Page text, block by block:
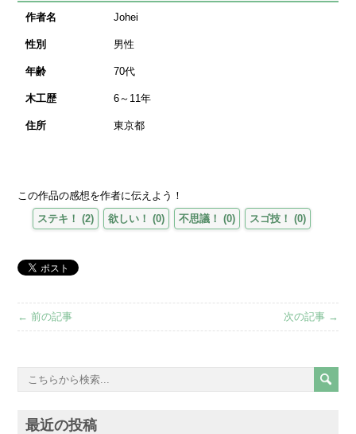
作者名 Johei
性別 男性
年齢 70代
木工歴 6～11年
住所 東京都
この作品の感想を作者に伝えよう！
ステキ！
(2) 欲しい！ (0) 不思議！ (0) スゴ技！ (0)
← 前の記事 次の記事 →
最近の投稿